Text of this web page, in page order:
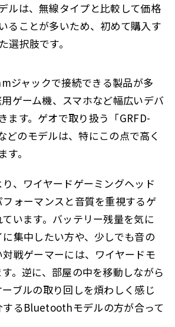
ルは、無線タイプと比較して価格
ることが多いため、初めて購入す
選択肢です。
ジャックで接続できる製品が多
ゲーム機、スマホなど幅広いデバ
ます。ゲオで取り扱う「GRFD-
どのモデルは、特にこの点で高く
。
、ワイヤードゲーミングヘッド
ォーマンスと音質を重視するゲ
います。バッテリー残量を気に
集中したい方や、少しでも音の
戦ゲーマーには、ワイヤードモ
。逆に、部屋の中を移動しながら
ブルの取り回しを煩わしく感じ
するBluetoothモデルの方が合って